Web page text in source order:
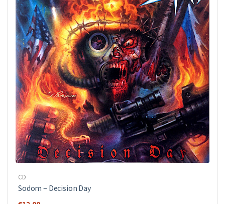
CD
Sodom ‎– Decision Day